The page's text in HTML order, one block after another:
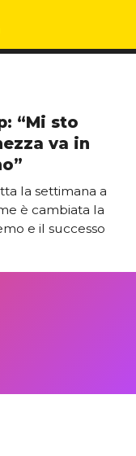
“Mi sto
va in
la settimana a
è cambiata la
e il successo